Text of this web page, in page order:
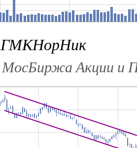
ГМКНорНик
МосБиржа Акции